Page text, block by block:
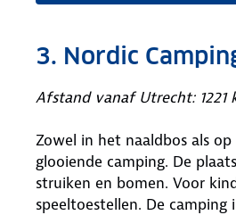
3. Nordic
Afstand vanaf Utrecht: 1221
Zowel in het naaldbos als
glooiende camping. De
struiken en bomen. Voor
speeltoestellen. De camping